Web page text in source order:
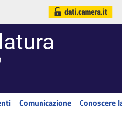
Comunicazione Conoscere